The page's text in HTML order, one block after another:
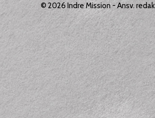
© 2026Indre Mission- Ansv.